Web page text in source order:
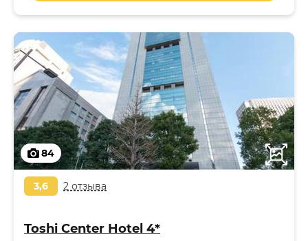
84
3,6 2 отзыва
Toshi Center Hotel 4*